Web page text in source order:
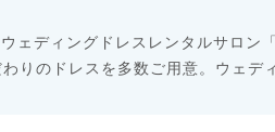
ェディングドレスレンタルサロン
りのドレスを多数ご用意。ウェデ